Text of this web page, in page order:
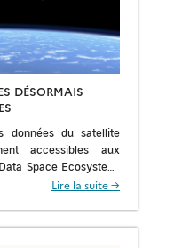
DÉSORMAIS
données du satellite
accessibles aux
Space Ecosystem,
en novembre 2025,
Lire la suite →